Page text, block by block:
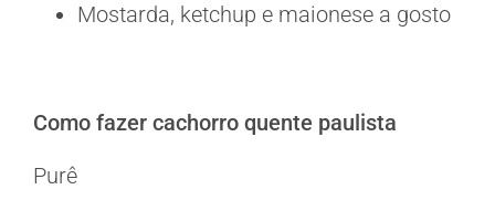
Mostarda, ketchup e maionese a gosto
Como fazer cachorro quente paulista
Purê